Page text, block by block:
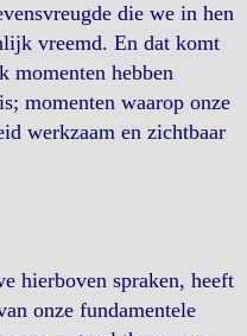
die we in hen
vreemd. En dat komt
momenten hebben
momenten waarop onze
werkzaam en zichtbaar
hierboven spraken, heeft
onze fundamentele